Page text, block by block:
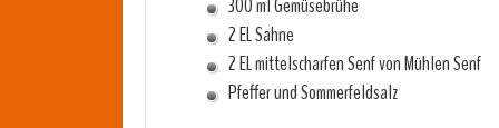
300 ml Gemüsebrühe
2 EL Sahne
2 EL mittelscharfen Senf von Mühlen Senf
Pfeffer und Sommerfeldsalz